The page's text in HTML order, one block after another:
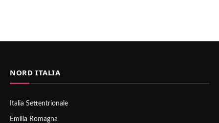
NORD ITALIA
Italia Settentrionale
Emilia Romagna